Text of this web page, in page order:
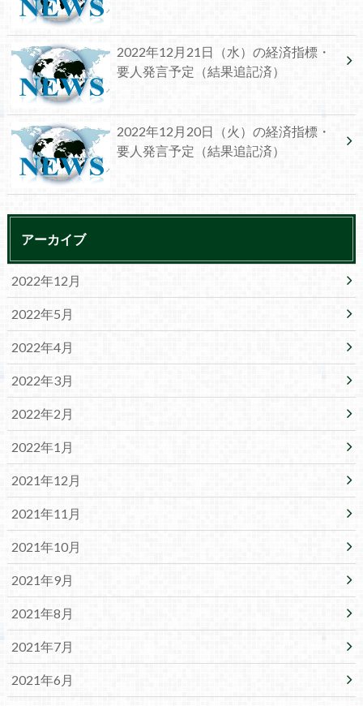
2022年12月21日（水）の経済指標・
要人発言予定（結果追記済）
2022年12月20日（火）の経済指標・
要人発言予定（結果追記済）
アーカイブ
2022年12月
2022年5月
2022年4月
2022年3月
2022年2月
2022年1月
2021年12月
2021年11月
2021年10月
2021年9月
2021年8月
2021年7月
2021年6月